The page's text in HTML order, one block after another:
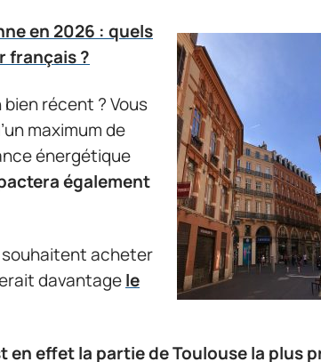
en 2026 : quels
français ?
récent ? Vous
maximum de
énergétique
également
souhaitent acheter
davantagele
en effet la partie de Toulouse la plus